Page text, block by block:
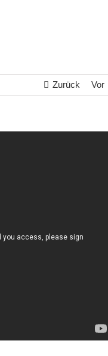
Zurück Vor